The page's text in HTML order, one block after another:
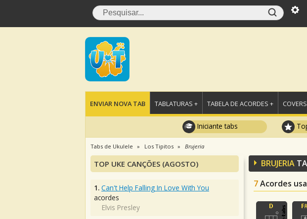
ENVIAR NOVA TAB TABLATURAS + TABELA DE ACORDES +
Iniciante tabs
Tabs de Ukulele Los Tipitos Brujeria
BRUJERIA
7Acordes
TOP UKE CANÇÕES (AGOSTO)
1. Can't Help Falling In Love With You
acordes
Elvis Presley